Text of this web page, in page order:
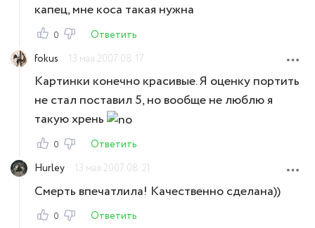
капец, мне коса такая нужна
0
Ответить
fokus
13 мая 2007 08:17
Картинки конечно красивые. Я оценку портить
не стал поставил 5, но вообще не люблю я
такую хрень
0
Ответить
Hurley
13 мая 2007 08:21
Смерть впечатлила! Качественно сделана))
0
Ответить